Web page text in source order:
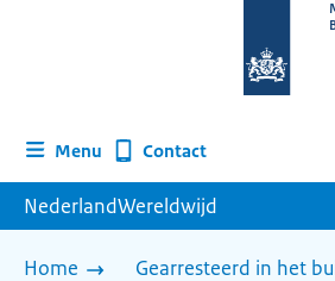
homepage
Menu Contact
NederlandWereldwijd
Home Gearresteerd in het